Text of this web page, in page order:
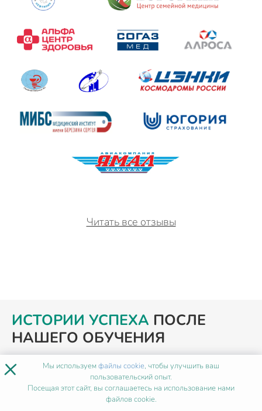
Читать все отзывы
ИСТОРИИ УСПЕХА ПОСЛЕ
НАШЕГО ОБУЧЕНИЯ
× Мы используемфайлы cookie, чтобы улучшить ваш
пользовательский опыт.
Посещая этот сайт, вы соглашаетесь на использование нами
файлов cookie.